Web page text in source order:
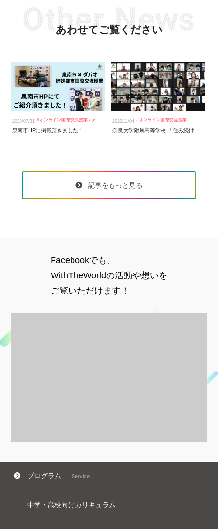
あわせてご覧ください
2023/07/31 #オンライン国際交流授業/ メディア掲載＆ビジネスコンテスト
泉南市HPに掲載頂きました！
2022/11/04 #オンライン国際交流授業
記事をもっと見る
Facebookでも、
WithTheWorldの活動や想いを
ご覧いただけます！
プログラム Service
中学・高校向けカリキュラム